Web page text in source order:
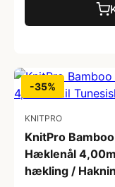
-35%
KNITPRO
KnitPro
Hæklenål
hækling /